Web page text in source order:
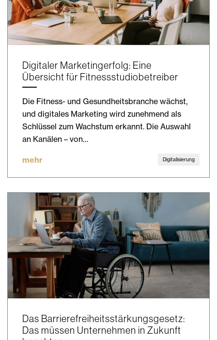
Digitaler Marketingerfolg: Eine
Übersicht für Fitnessstudiobetreiber
Die Fitness- und Gesundheitsbranche wächst,
und digitales Marketing wird zunehmend als
Schlüssel zum Wachstum erkannt. Die Auswahl
an Kanälen – von…
mehr Digitalisierung
Das Barrierefreiheitsstärkungsgesetz:
Das müssen Unternehmen in Zukunft